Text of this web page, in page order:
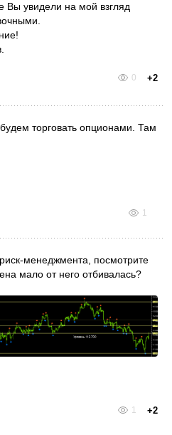
Вы увидели на мой взгляд
0 +2
торговать опционами. Там
1
менеджмента, посмотрите
мало от него отбивалась?
1 +2